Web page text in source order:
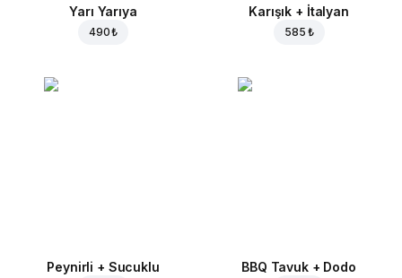
Yarı Yarıya
490 ₺
Karışık + İtalyan
585 ₺
Peynirli + Sucuklu BBQ Tavuk + Dodo